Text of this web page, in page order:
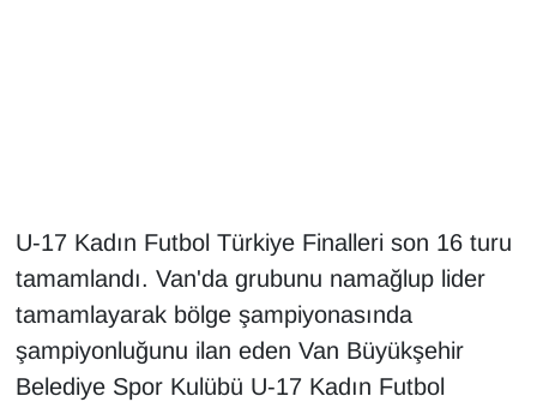
U-17 Kadın Futbol Türkiye Finalleri son 16 turu
tamamlandı. Van'da grubunu namağlup lider
tamamlayarak bölge şampiyonasında
şampiyonluğunu ilan eden Van Büyükşehir
Belediye Spor Kulübü U-17 Kadın Futbol
Kadın
Kamu Alımları
Kim Kimdir?